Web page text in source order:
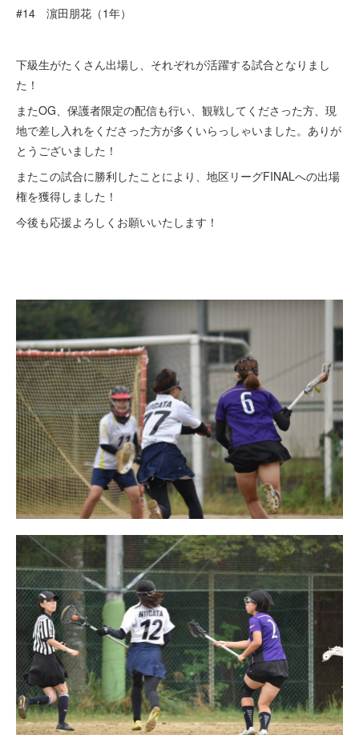
#14 濵田朋花（1年）
下級生がたくさん出場し、それぞれが活躍する試合となりまし
た！
またOG、保護者限定の配信も行い、観戦してくださった方、現
地で差し入れをくださった方が多くいらっしゃいました。ありが
とうございました！
またこの試合に勝利したことにより、地区リーグFINALへの出場
権を獲得しました！
今後も応援よろしくお願いいたします！